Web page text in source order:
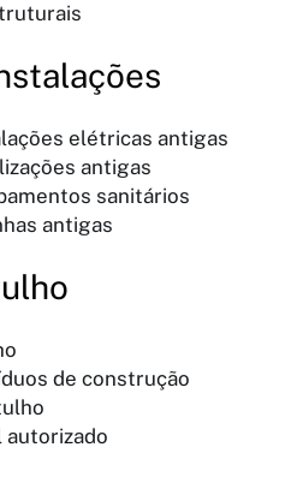
elétricas antigas
antigas
sanitários
antigas
de construção
autorizado